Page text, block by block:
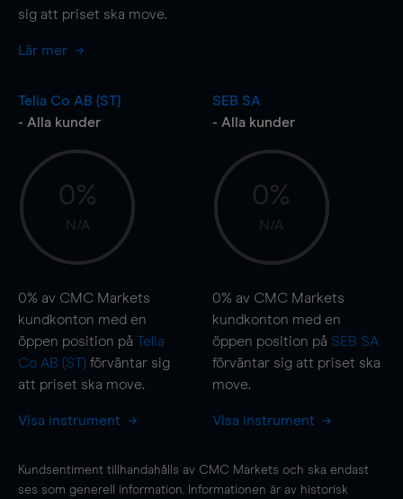
sig att priset ska move.
Lär mer
Telia Co AB (ST)
- Alla kunder
0%
N/A
0% av CMC Markets
kundkonton med en
öppen position på Telia
Co AB (ST) förväntar sig
att priset ska move.
Visa instrument
SEB SA
- Alla kunder
0%
N/A
0% av CMC Markets
kundkonton med en
öppen position på SEB SA
förväntar sig att priset ska
move.
Visa instrument
Kundsentiment tillhandahålls av CMC Markets och ska endast
ses som generell information. Informationen är av historisk